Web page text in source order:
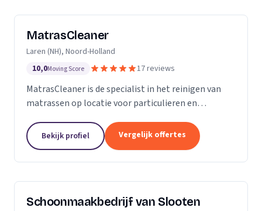
MatrasCleaner
Laren (NH), Noord-Holland
10,0Moving Score 17 reviews
MatrasCleaner is de specialist in het reinigen van
matrassen op locatie voor particulieren en
desinfectie van de matrassen wordt alle vervuiling...
Bekijk profiel Vergelijk offertes
Schoonmaakbedrijf van Slooten